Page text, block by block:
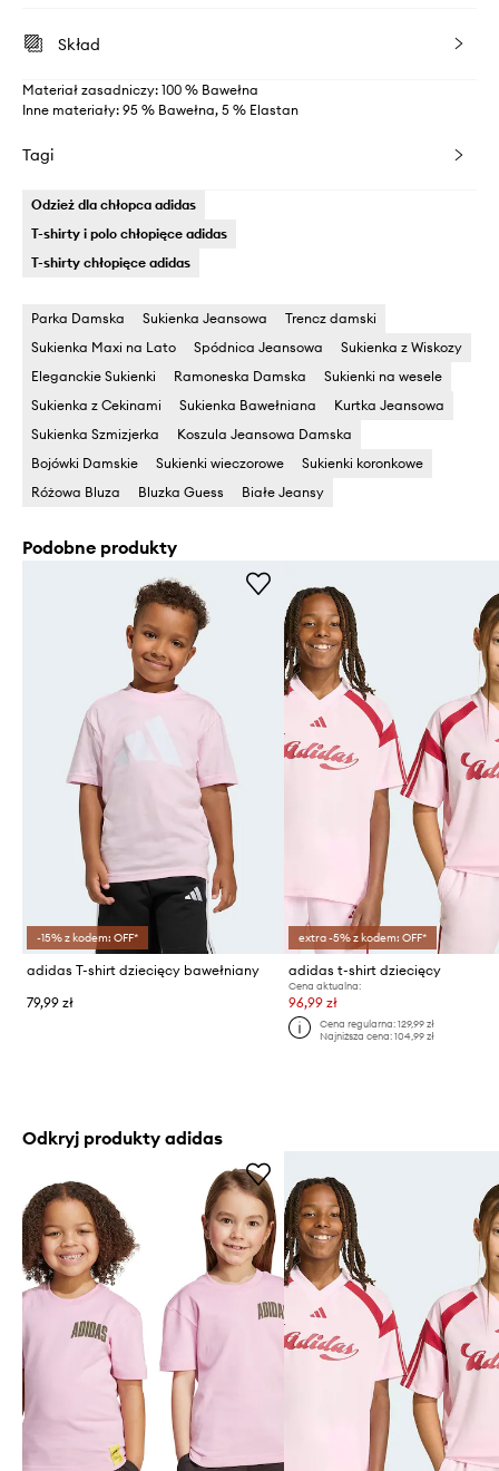
Skład
Materiał zasadniczy: 100 % Bawełna
Inne materiały: 95 % Bawełna, 5 % Elastan
Tagi
Odzież dla chłopca adidas
T-shirty i polo chłopięce adidas
T-shirty chłopięce adidas
Parka Damska Sukienka Jeansowa
Trencz damski
Sukienka Maxi na Lato
Spódnica Jeansowa
Sukienka z Wiskozy
Eleganckie Sukienki
Ramoneska Damska
Sukienki na wesele
Sukienka z Cekinami
Sukienka Bawełniana
Kurtka Jeansowa
Sukienka Szmizjerka
Koszula Jeansowa Damska
Bojówki Damskie
Sukienki wieczorowe
Sukienki koronkowe
Różowa Bluza
Bluzka Guess Białe Jeansy
Podobne produkty
-15% z kodem: OFF*
adidas T-shirt dziecięcy bawełniany
79,99 zł
extra -5% z kodem: OFF*
adidas t-shirt dziecięcy
Cena aktualna:
96,99 zł
Cena regularna: 129,99 zł
Najniższa cena: 104,99 zł
Odkryj produkty adidas